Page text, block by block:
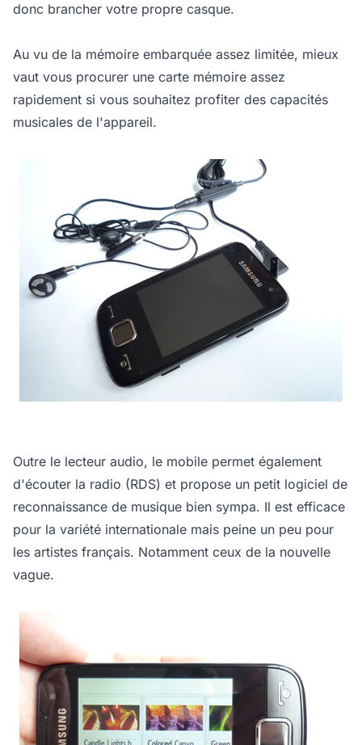
donc brancher votre propre casque.
Au vu de la mémoire embarquée assez limitée, mieux
vaut vous procurer une carte mémoire assez
rapidement si vous souhaitez profiter des capacités
musicales de l'appareil.
Outre le lecteur audio, le mobile permet également
d'écouter la radio (RDS) et propose un petit logiciel de
reconnaissance de musique bien sympa. Il est efficace
pour la variété internationale mais peine un peu pour
les artistes français. Notamment ceux de la nouvelle
vague.